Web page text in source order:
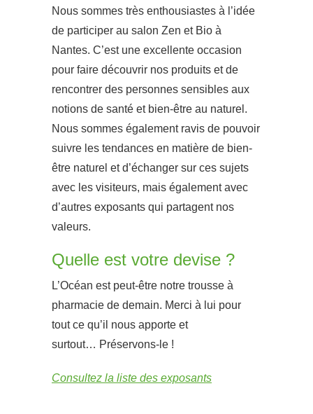
Nous sommes très enthousiastes à l’idée
de participer au salon Zen et Bio à
Nantes. C’est une excellente occasion
pour faire découvrir nos produits et de
rencontrer des personnes sensibles aux
notions de santé et bien-être au naturel.
Nous sommes également ravis de pouvoir
suivre les tendances en matière de bien-
être naturel et d’échanger sur ces sujets
avec les visiteurs, mais également avec
d’autres exposants qui partagent nos
valeurs.
Quelle est votre devise ?
L’Océan est peut-être notre trousse à
pharmacie de demain. Merci à lui pour
tout ce qu’il nous apporte et
surtout… Préservons-le !
Consultez la liste des exposants